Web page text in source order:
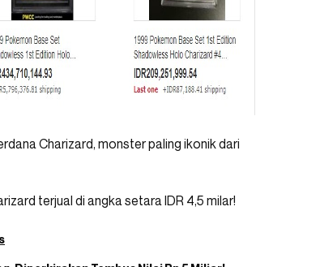
Charizard, monster paling ikonik dari
terjual di angka setara IDR 4,5 milar!